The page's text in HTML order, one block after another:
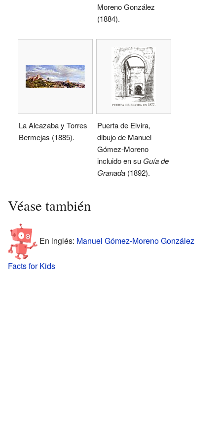
Moreno González
(1884).
La Alcazaba y Torres
Bermejas (1885).
Puerta de Elvira,
dibujo de Manuel
Gómez-Moreno
incluido en su Guía de
Granada (1892).
Véase también
En inglés: Manuel Gómez-Moreno González
Facts for Kids